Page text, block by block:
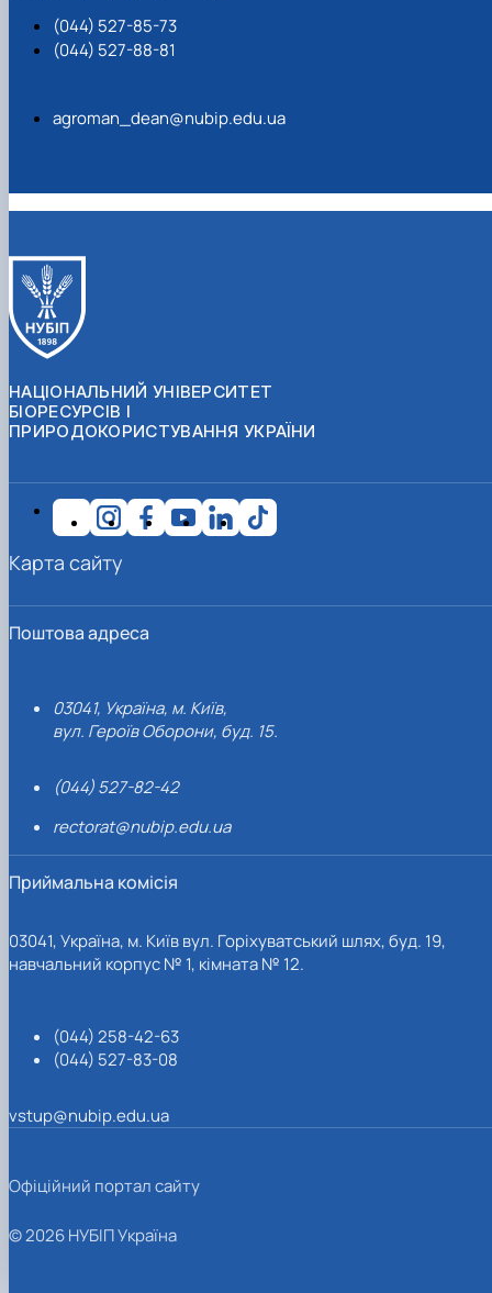
(044) 527-85-73
(044) 527-88-81
agroman_dean@nubip.edu.ua
НАЦІОНАЛЬНИЙ УНІВЕРСИТЕТ
БІОРЕСУРСІВ І
ПРИРОДОКОРИСТУВАННЯ УКРАЇНИ
Поштова адреса
03041, Україна, м. Київ,
вул. Героїв Оборони, буд. 15.
(044) 527-82-42
rectorat@nubip.edu.ua
Приймальна комісія
03041, Україна, м. Київ вул. Горіхуватський шлях, буд. 19,
навчальний корпус № 1, кімната № 12.
(044) 258-42-63
(044) 527-83-08
vstup@nubip.edu.ua
Карта сайту
Офіційний портал сайту
© 2026 НУБІП Україна